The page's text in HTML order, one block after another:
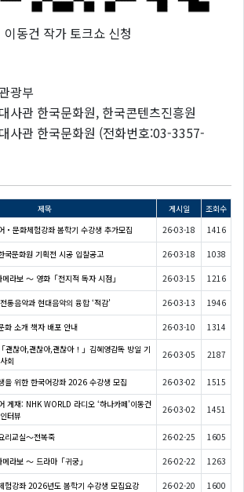
이동건 작가 토크쇼 신청
광부
사관 한국문화원, 한국콘텐츠진흥원
사관 한국문화원 (전화번호:03-3357-
제목 게시일
조회수
・문화체험강좌 봄학기 수강생 추가모집 26-03-18 1416
국문화원 기획전 시공 입찰공고 26-03-18 1038
메라보 ～ 영화「전지적 독자 시점」 26-03-15 1216
통음악과 현대음악의 융합 ‘적감’ 26-03-13 1946
화 소개 책자 배포 안내 26-03-10 1314
괜찮아,괜찮아,괜찮아！」김혜영감독 방일 기
회
26-03-05 2187
을 위한 한국어강좌 2026 수강생 모집 26-03-02 1515
게재: NHK WORLD 라디오 ‘하나카페’이동건
터뷰
26-03-02 1451
리교실〜전복죽 26-02-25 1605
메라보 ～ 드라마「귀궁」 26-02-22 1263
험강좌 2026년도 봄학기 수강생 모집요강 26-02-20 1600